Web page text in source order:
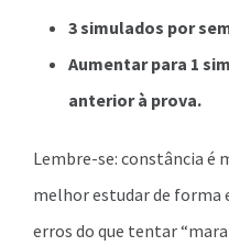
3 simulados por
Aumentar para 1
anterior à prova.
Lembre-se: constância é
melhor estudar de forma
erros do que tentar